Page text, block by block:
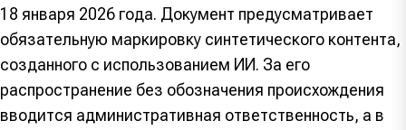
18 января 2026 года. Документ предусматривает
обязательную маркировку синтетического контента,
созданного с использованием ИИ. За его
распространение без обозначения происхождения
вводится административная ответственность, а в